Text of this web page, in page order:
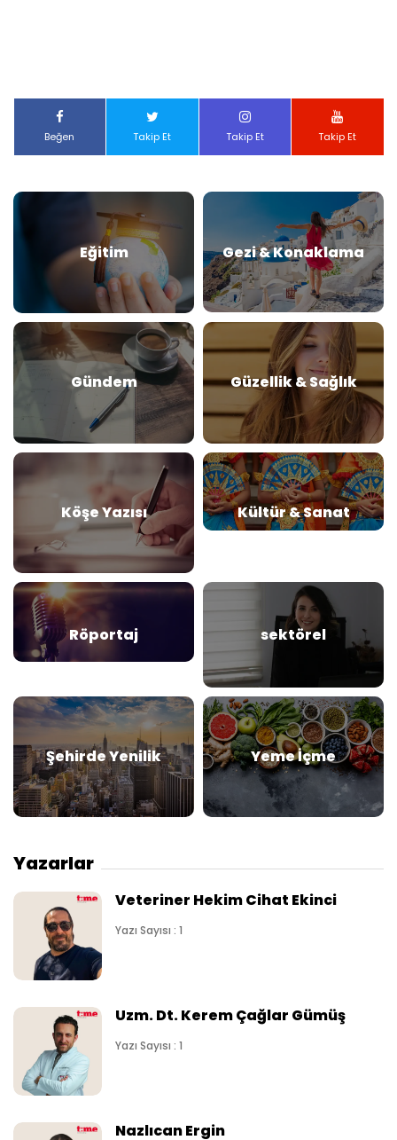
Beğen Takip Et Takip Et Takip Et
Eğitim Gezi & Konaklama
Gündem Güzellik & Sağlık
Köşe Yazısı Kültür & Sanat
Röportaj sektörel
Şehirde Yenilik Yeme İçme
Yazarlar
Veteriner Hekim Cihat Ekinci
Yazı Sayısı : 1
Uzm. Dt. Kerem Çağlar Gümüş
Yazı Sayısı : 1
Nazlıcan Ergin